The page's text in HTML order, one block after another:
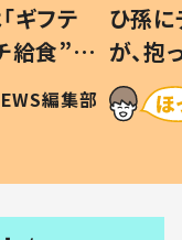
ギフテ
給食”を
和の親
編集部
ひ孫
が、
「涙が
い」